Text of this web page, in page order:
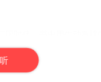
彩冒险的同时，学习古